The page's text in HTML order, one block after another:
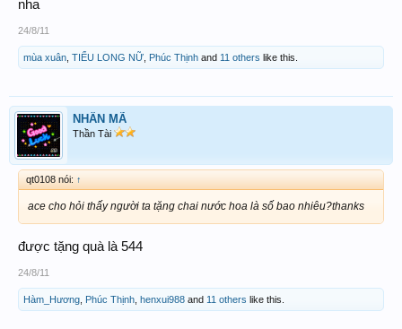
nha
24/8/11
mùa xuân TIỂU LONG NỮ Phúc Thịnh and 11 others like this.
NHÂN MÃ
Thần Tài
qt0108 nói: ↑
ace cho hỏi thấy người ta tặng chai nước hoa là số bao nhiêu?thanks
được tặng quà là 544
24/8/11
Hàm_Hương Phúc Thịnh henxui988 and 11 others like this.